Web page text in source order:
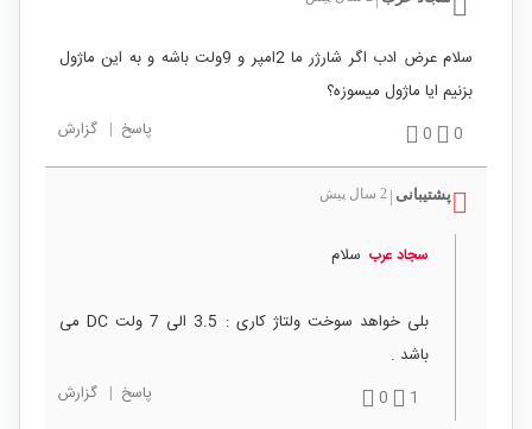
سلام عرض ادب اگر شارژر ما 2امپر و 9ولت باشه و به این ماژول
بزنیم ایا ماژول میسوزه؟
0
0 پاسخ | گزارش
پشتیبانی 2 سال پیش
سجاد عرب سلام
بلی خواهد سوخت ولتاژ کاری : 3.5 الی 7 ولت DC می
باشد .
1
0 پاسخ | گزارش